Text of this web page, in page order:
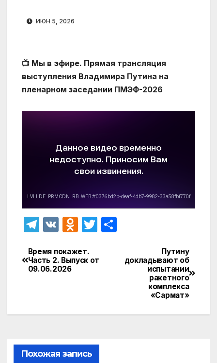
ИЮН 5, 2026
📺 Мы в эфире. Прямая трансляция
выступления Владимира Путина на
пленарном заседании ПМЭФ-2026
T
e
gr
V
O
n
s
ni
T
itt
р
и
Навигация
по
Путину
докладывают об
испытании
ракетного
комплекса
«Сармат»
Время покажет.
Часть 2. Выпуск от
09.06.2026
Похожая запись